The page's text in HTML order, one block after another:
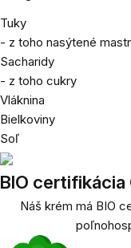
Tuky
- z toho nasýtené
Sacharidy
- z toho cukry
Vláknina
Bielkoviny
Soľ
BIO certifikácia
Náš krém má BIO